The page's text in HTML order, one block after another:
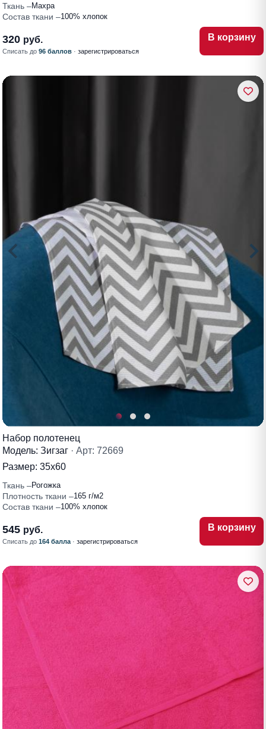
Ткань Махра
Состав ткани 100% хлопок
320 руб.
Списать до 96 баллов · зарегистрироваться
В корзину
Набор полотенец
Модель: Зигзаг · Арт: 72669
Размер: 35х60
Ткань Рогожка
Плотность ткани 165 г/м2
Состав ткани 100% хлопок
545 руб.
Списать до 164 балла · зарегистрироваться
В корзину